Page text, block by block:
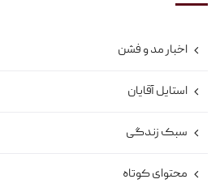
اخبار مد و فشن
استایل آقایان
سبک زندگی
محتوای کوتاه